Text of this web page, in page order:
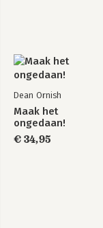
Dean Ornish
Maak het
ongedaan!
€ 34,95